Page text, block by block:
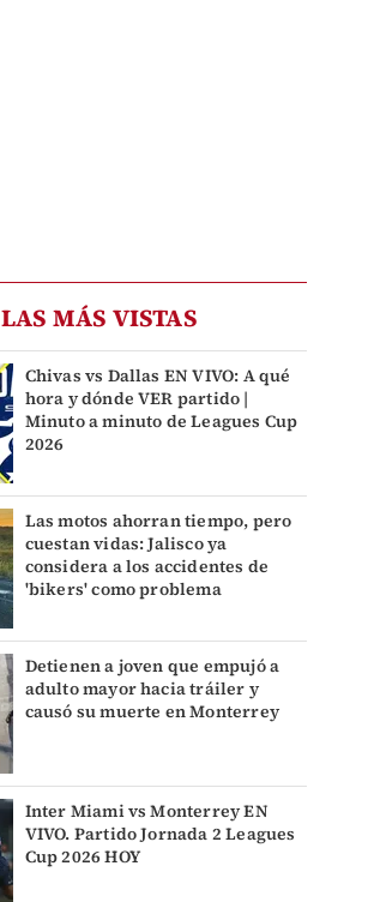
LAS MÁS VISTAS
Chivas vs Dallas EN VIVO: A qué
hora y dónde VER partido |
Minuto a minuto de Leagues Cup
2026
Las motos ahorran tiempo, pero
cuestan vidas: Jalisco ya
considera a los accidentes de
'bikers' como problema
Detienen a joven que empujó a
adulto mayor hacia tráiler y
causó su muerte en Monterrey
Inter Miami vs Monterrey EN
VIVO. Partido Jornada 2 Leagues
Cup 2026 HOY